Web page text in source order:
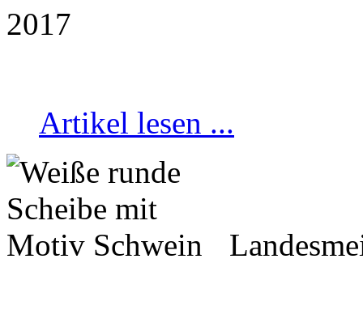
2017
Artikel lesen ...